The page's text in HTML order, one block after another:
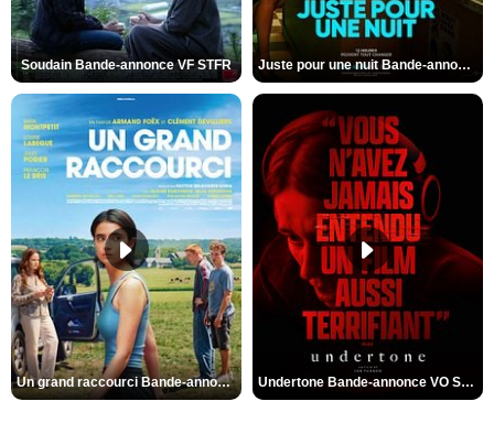
Soudain Bande-annonce VF STFR Juste pour une nuit Bande-annonce VO STFR
Un grand raccourci Bande-annonce VF Undertone Bande-annonce VO STFR